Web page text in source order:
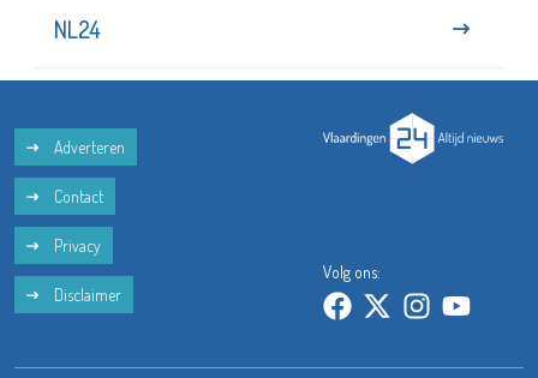
NL24
Adverteren
Contact
Privacy
Disclaimer
Volg ons: